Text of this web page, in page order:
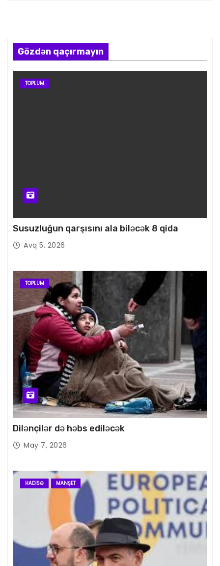
Gözdən qaçırmayın
TOPLUM
Susuzluğun qarşısını ala biləcək 8 qida
Avq 5, 2026
TOPLUM
Dilənçilər də həbs ediləcək
May 7, 2026
HADISƏ MANŞET